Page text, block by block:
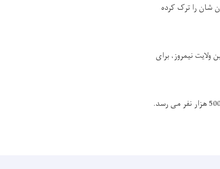
تن داوطلبانه کشور میزبان شان را ترک کرده
نیمروز، برای